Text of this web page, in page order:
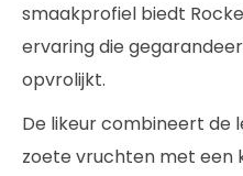
smaakprofiel biedt
ervaring die
opvrolijkt.
De likeur combineert de
zoete vruchten met een